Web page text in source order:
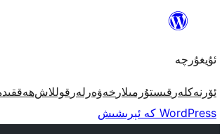
مەزمۇنغا
ئۇيغۇرچە
ئۆرنەكلەر قىستۇرمىلار خەۋەرلەر قوللاش
WordPress كە ئېرىشىش